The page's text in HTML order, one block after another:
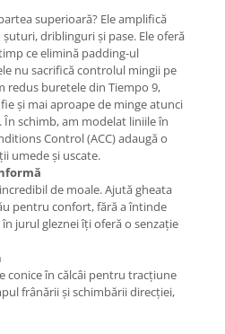
superioară? Ele amplifică
driblinguri și pase. Ele oferă
ce elimină padding-ul
nu sacrifică controlul mingii pe
redus buretele din Tiempo 9,
și mai aproape de minge atunci
schimb, am modelat liniile în
Control (ACC) adaugă o
umede și uscate.
de moale. Ajută gheata
pentru confort, fără a întinde
jurul gleznei îți oferă o senzație
conice în călcâi pentru tracțiune
frânării și schimbării direcției,